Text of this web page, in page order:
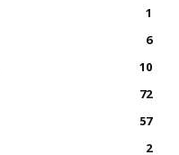
1
6
10
72
57
2